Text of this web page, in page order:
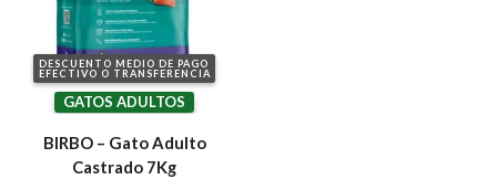
DESCUENTO MEDIO DE PAGO
EFECTIVO O TRANSFERENCIA
GATOS ADULTOS
BIRBO – Gato Adulto
Castrado 7Kg